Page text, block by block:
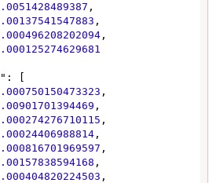
,
,
,
": [
,
,
,
,
,
,
,